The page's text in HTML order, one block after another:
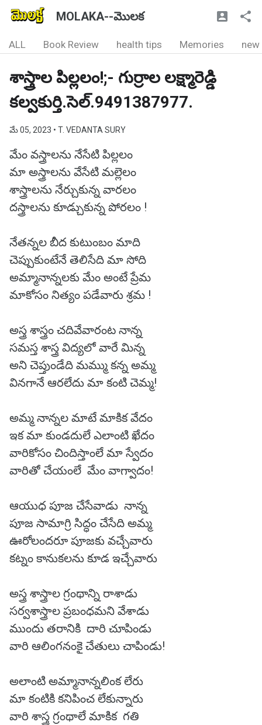
MOLAKA--మొలక
ALL Book Review health tips Memories new
శాస్త్రాల పిల్లలం!;- గుర్రాల లక్ష్మారెడ్డి
కల్వకుర్తి.సెల్.9491387977.
మే 05, 2023 • T. VEDANTA SURY
మేం వస్త్రాలను నేసేటి పిల్లలం
మా అస్త్రాలను వేసేటి మల్లెలం
శాస్త్రాలను నేర్చుకున్న వారలం
దస్త్రాలను కూడ్చుకున్న పోరలం !
నేతన్నల బీద కుటుంబం మాది
చెప్పుకుంటేనే తెలిసేది మా సోది
అమ్మానాన్నలకు మేం అంటే ప్రేమ
మాకోసం నిత్యం పడేవారు శ్రమ !
అస్త్ర శాస్త్రం చదివేవారంట నాన్న
సమస్త శాస్త్ర విద్యలో వారే మిన్న
అని చెప్తుండేది మమ్ము కన్న అమ్మ
వినగానే ఆరలేదు మా కంటి చెమ్మ!
అమ్మ నాన్నల మాటే మాకిక వేదం
ఇక మా కుండదులే ఎలాంటి ఖేదం
వారికోసం చిందిస్తాంలే మా స్వేదం
వారితో చేయంలే మేం వాగ్వాదం!
ఆయుధ పూజ చేసేవాడు నాన్న
పూజ సామాగ్రి సిద్ధం చేసేది అమ్మ
ఊరోలందరూ పూజకు వచ్చేవారు
కట్నం కానుకలను కూడ ఇచ్చేవారు
అస్త్ర శాస్త్రాల గ్రంథాన్ని రాశాడు
సర్వశాస్త్రాల ప్రబంధమని వేశాడు
ముందు తరానికి దారి చూపిండు
వారి ఆలింగనంకై చేతులు చాపిండు!
అలాంటి అమ్మానాన్నలింక లేరు
మా కంటికి కనిపించ లేకున్నారు
వారి శాస్త్ర గ్రంథాలే మాకిక గతి